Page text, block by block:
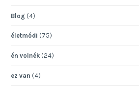
Blog (4)
életmódi (75)
én volnék (24)
ez van (4)